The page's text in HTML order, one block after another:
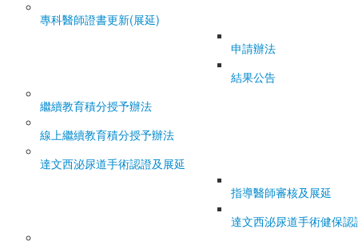
專科醫師證書更新(展延)
申請辦法
結果公告
繼續教育積分授予辦法
線上繼續教育積分授予辦法
達文西泌尿道手術認證及展延
指導醫師審核及展延
達文西泌尿道手術健保認